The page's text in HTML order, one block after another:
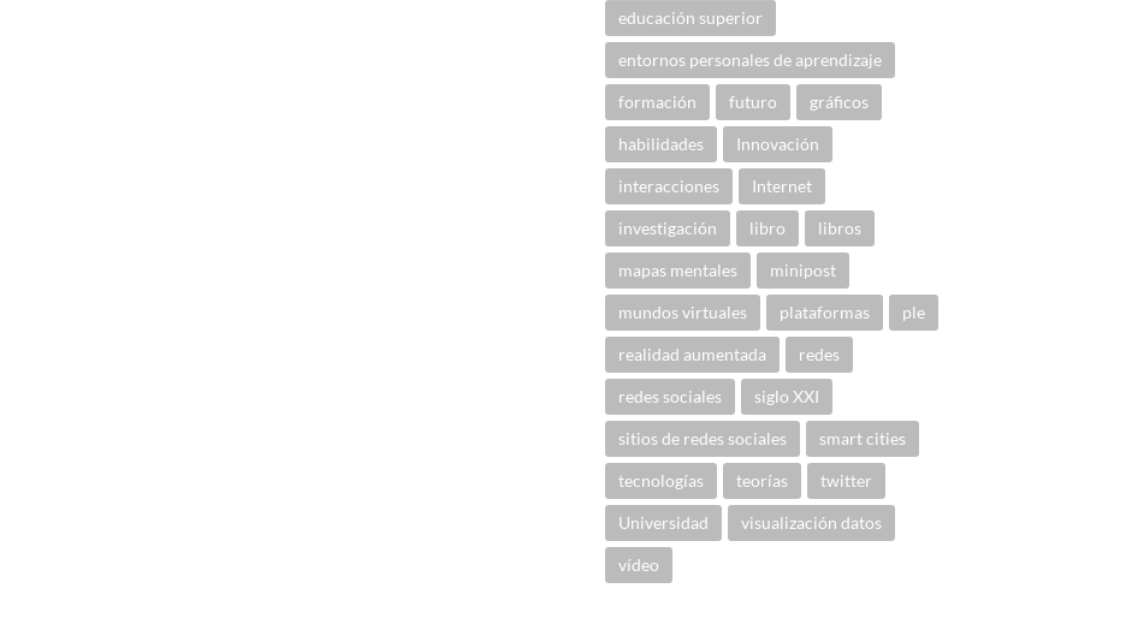
educación superior
entornos personales de aprendizaje
formación futuro gráficos
habilidades Innovación
interacciones Internet
investigación libro libros
mapas mentales minipost
mundos virtuales plataformas ple
realidad aumentada redes
redes sociales siglo XXI
sitios de redes sociales smart cities
tecnologías teorías twitter
Universidad visualización datos
vídeo